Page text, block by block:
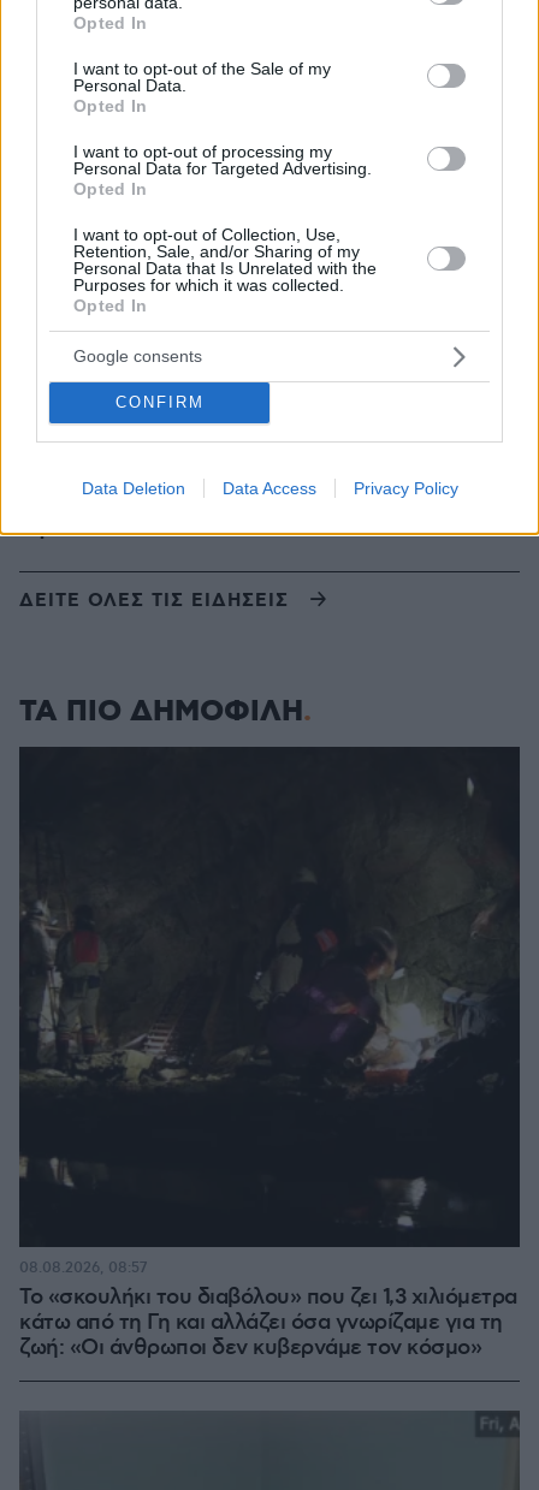
grant or deny consent to Google and its third-party tags to
use your data for below specified purposes in below Google
consent section.
Opted In
I want to opt-out of the Sale of my
Personal Data.
Opted In
I want to opt-out of processing my
Personal Data for Targeted Advertising.
Opted In
I want to opt-out of Collection, Use,
Retention, Sale, and/or Sharing of my
Personal Data that Is Unrelated with the
Purposes for which it was collected.
Opted In
Google consents
CONFIRM
Data Deletion Data Access Privacy Policy
Από τη Μόρια στον γάμο, τη ΜΚΟ και την κατηγορία για
σκότωσε τη Βρετανίδα στην Κυψέλη
«πόνο» στο νέο της τραγούδι, δείτε τη στο βιντεοκλίπ
πριν 23 λεπτά
10 ελληνικά νησιά για διακοπές χωρίς πρόγραμμα
8χρονος τραυματίστηκε στο κεφάλι μετά από βουτιά σε
παραλία της Χαλκιδικής
πριν 34 λεπτά
Συνεδρίασε η Επιτροπή Εκτίμησης Κινδύνου λόγω των
υψηλών θερμοκρασιών και της ενίσχυσης των ανέμων
πριν 36 λεπτά
Υπουργείο Υγείας: Στέλνει μήνυμα για ασφαλή
κολύμβηση στους άνω των 60 – 284 θάνατοι από πνιγμό
πέρυσι
ΔΕΙΤΕ ΟΛΕΣ ΤΙΣ ΕΙΔΗΣΕΙΣ
ΤΑ ΠΙΟ ΔΗΜΟΦΙΛΗ
Το «σκουλήκι του διαβόλου» που ζει 1,3 χιλιόμετρα
κάτω από τη Γη και αλλάζει όσα γνωρίζαμε για τη
ζωή: «Οι άνθρωποι δεν κυβερνάμε τον κόσμο»
08.08.2026, 08:57